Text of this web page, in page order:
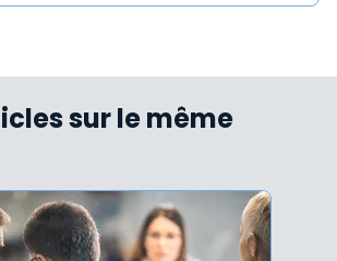
sur le même